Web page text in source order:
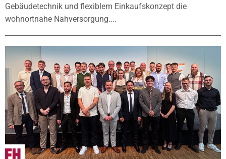
Gebäudetechnik und flexiblem Einkaufskonzept die
wohnortnahe Nahversorgung....